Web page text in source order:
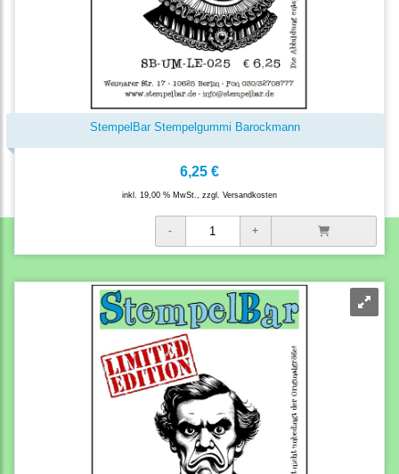
StempelBar Stempelgummi Barockmann
6,25 €
inkl. 19,00 % MwSt., zzgl. Versandkosten